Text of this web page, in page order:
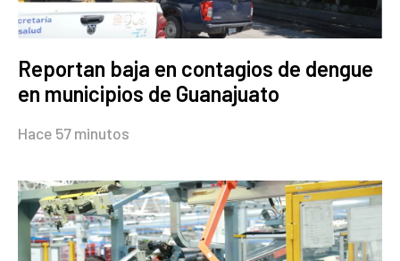
Reportan baja en contagios de dengue
en municipios de Guanajuato
Hace 57 minutos